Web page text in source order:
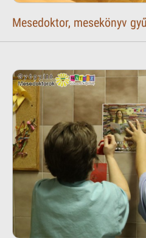
Mesedoktor, mesekönyv